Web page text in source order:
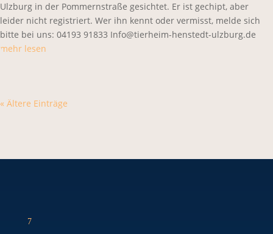
Ulzburg in der Pommernstraße gesichtet. Er ist gechipt, aber
leider nicht registriert. Wer ihn kennt oder vermisst, melde sich
bitte bei uns: 04193 91833 Info@tierheim-henstedt-ulzburg.de
mehr lesen
« Ältere Einträge
7